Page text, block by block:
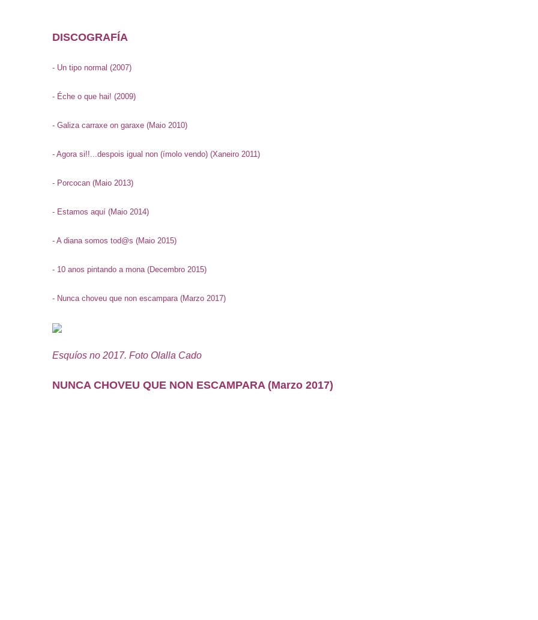
DISCOGRAFÍA
- Un tipo normal (2007)
- Éche o que hai! (2009)
- Galiza carraxe on garaxe (Maio 2010)
- Agora si!!...despois igual non (ímolo vendo) (Xaneiro 2011)
- Porcocan (Maio 2013)
- Estamos aquí (Maio 2014)
- A diana somos tod@s (Maio 2015)
- 10 anos pintando a mona (Decembro 2015)
- Nunca choveu que non escampara (Marzo 2017)
Esquíos no 2017. Foto Olalla Cado
NUNCA CHOVEU QUE NON ESCAMPARA (Marzo 2017)